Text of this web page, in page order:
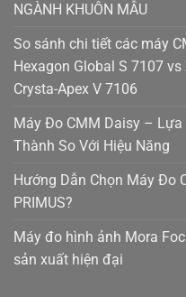
NGÀNH KHUÔN MẪU
So sánh chi tiết các máy
Hexagon Global S 7107
Crysta-Apex V 7106
Máy Đo CMM Daisy – Lựa
Thành So Với Hiệu Năng
Hướng Dẫn Chọn Máy Đo
PRIMUS?
Máy đo hình ảnh Mora
sản xuất hiện đại